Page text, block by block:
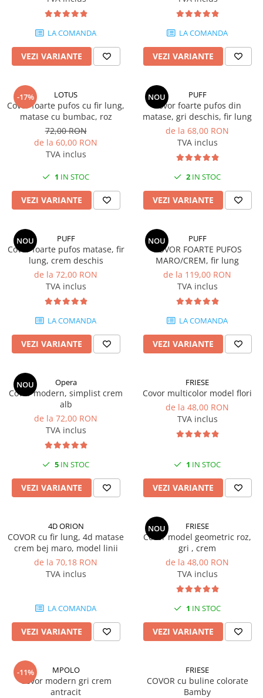
Covoare bisericesti
Covoare clasice cu modele florale
Covoare 300/400
Covoare 200/250
Seturi pentru dormitoare latime
60 cm
Seturi pentru dormitor latime 80
cm
COVOARE OVALE sau ROTUNDE
LA COMANDA
VEZI VARIANTE
LA COMANDA
VEZI VARIANTE
-17% LOTUS
Covor foarte pufos cu fir lung,
matase cu bumbac, roz
72,00 RON
de la 60,00 RON
TVA inclus
1 IN STOC
VEZI VARIANTE
NOU PUFF
Covor foarte pufos din
matase, gri deschis, fir lung
de la 68,00 RON
TVA inclus
2 IN STOC
VEZI VARIANTE
NOU PUFF
Covor foarte pufos matase, fir
lung, crem deschis
de la 72,00 RON
TVA inclus
LA COMANDA
VEZI VARIANTE
NOU PUFF
COVOR FOARTE PUFOS
MARO/CREM, fir lung
de la 119,00 RON
TVA inclus
LA COMANDA
VEZI VARIANTE
NOU Opera
Covor modern, simplist crem
alb
de la 72,00 RON
TVA inclus
5 IN STOC
VEZI VARIANTE
FRIESE
Covor multicolor model flori
de la 48,00 RON
TVA inclus
1 IN STOC
VEZI VARIANTE
4D ORION
COVOR cu fir lung, 4d matase
crem bej maro, model linii
de la 70,18 RON
TVA inclus
LA COMANDA
VEZI VARIANTE
NOU FRIESE
Covor model geometric roz,
gri , crem
de la 48,00 RON
TVA inclus
1 IN STOC
VEZI VARIANTE
-11% MPOLO
Covor modern gri crem
antracit
FRIESE
COVOR cu buline colorate
Bamby